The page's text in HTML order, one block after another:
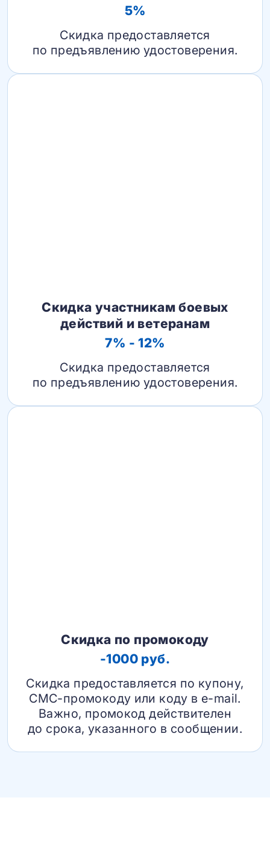
5%
Скидка предоставляется
по предъявлению удостоверения.
Скидка участникам боевых
действий и ветеранам
7% - 12%
Скидка предоставляется
по предъявлению удостоверения.
Скидка по промокоду
-1000 руб.
Скидка предоставляется по купону,
СМС-промокоду или коду в e-mail.
Важно, промокод действителен
до срока, указанного в сообщении.